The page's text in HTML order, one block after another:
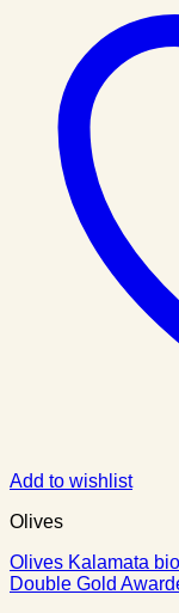
Add to wishlist
Olives
Olives Kalamata
Double Gold